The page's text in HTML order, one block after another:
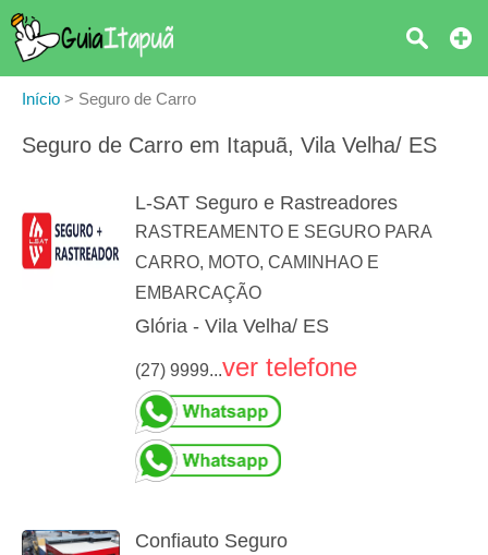
Início > Seguro de Carro
Seguro de Carro em Itapuã, Vila Velha/ ES
L-SAT Seguro e Rastreadores
RASTREAMENTO E SEGURO PARA
CARRO, MOTO, CAMINHAO E
EMBARCAÇÃO
Glória - Vila Velha/ ES
(27) 9999...ver telefone
Confiauto Seguro